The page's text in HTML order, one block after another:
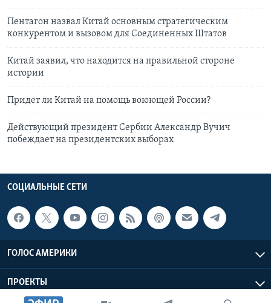
Пентагон назвал Китай основным стратегическим
конкурентом и вызовом для Соединенных Штатов
Китай заявил, что находится на правильной стороне
истории
Придет ли Китай на помощь воюющей России?
Действующий президент Сербии Александр Вучич
побеждает на президентских выборах
СОЦИАЛЬНЫЕ СЕТИ
ГОЛОС АМЕРИКИ
ПРОЕКТЫ